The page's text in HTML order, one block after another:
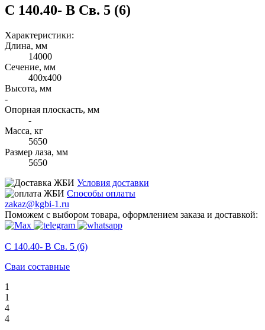
С 140.40- В Св. 5 (6)
Характеристики:
Длина, мм
14000
Cечение, мм
400х400
Высота, мм
-
Опорная плоскасть, мм
-
Масса, кг
5650
Размер лаза, мм
5650
Условия доставки
Способы оплаты
zakaz@kgbi-1.ru
Поможем с выбором товара, оформлением заказа и доставкой:
С 140.40- В Св. 5 (6)
Сваи составные
1
1
4
4